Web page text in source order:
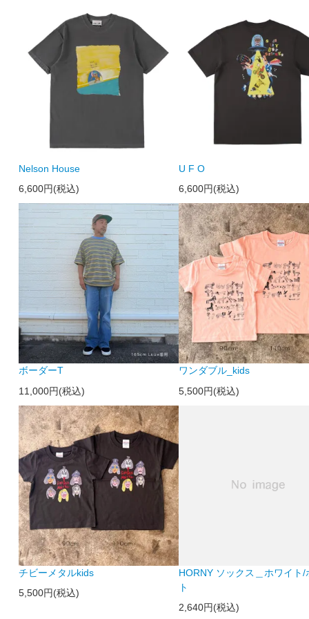
Nelson House
6,600円(税込)
U F O
6,600円(税込)
ボーダーT
11,000円(税込)
ワンダブル_kids
5,500円(税込)
チビーメタルkids
5,500円(税込)
HORNY ソックス＿ホワイト/
ト
2,640円(税込)